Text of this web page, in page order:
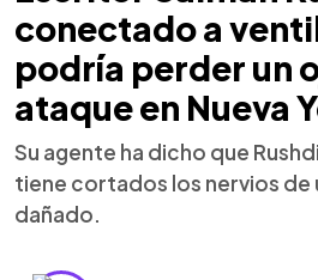
conectado a
podría perder un
ataque en Nueva
Su agente ha dicho que
tiene cortados los nervios de
dañado.